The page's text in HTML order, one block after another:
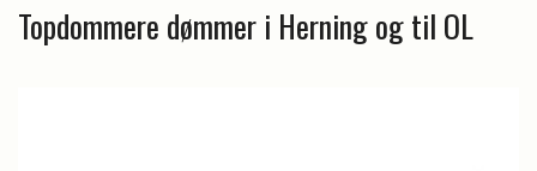
Topdommere dømmer i Herning og til OL